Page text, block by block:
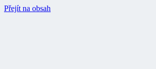
Přejít na obsah